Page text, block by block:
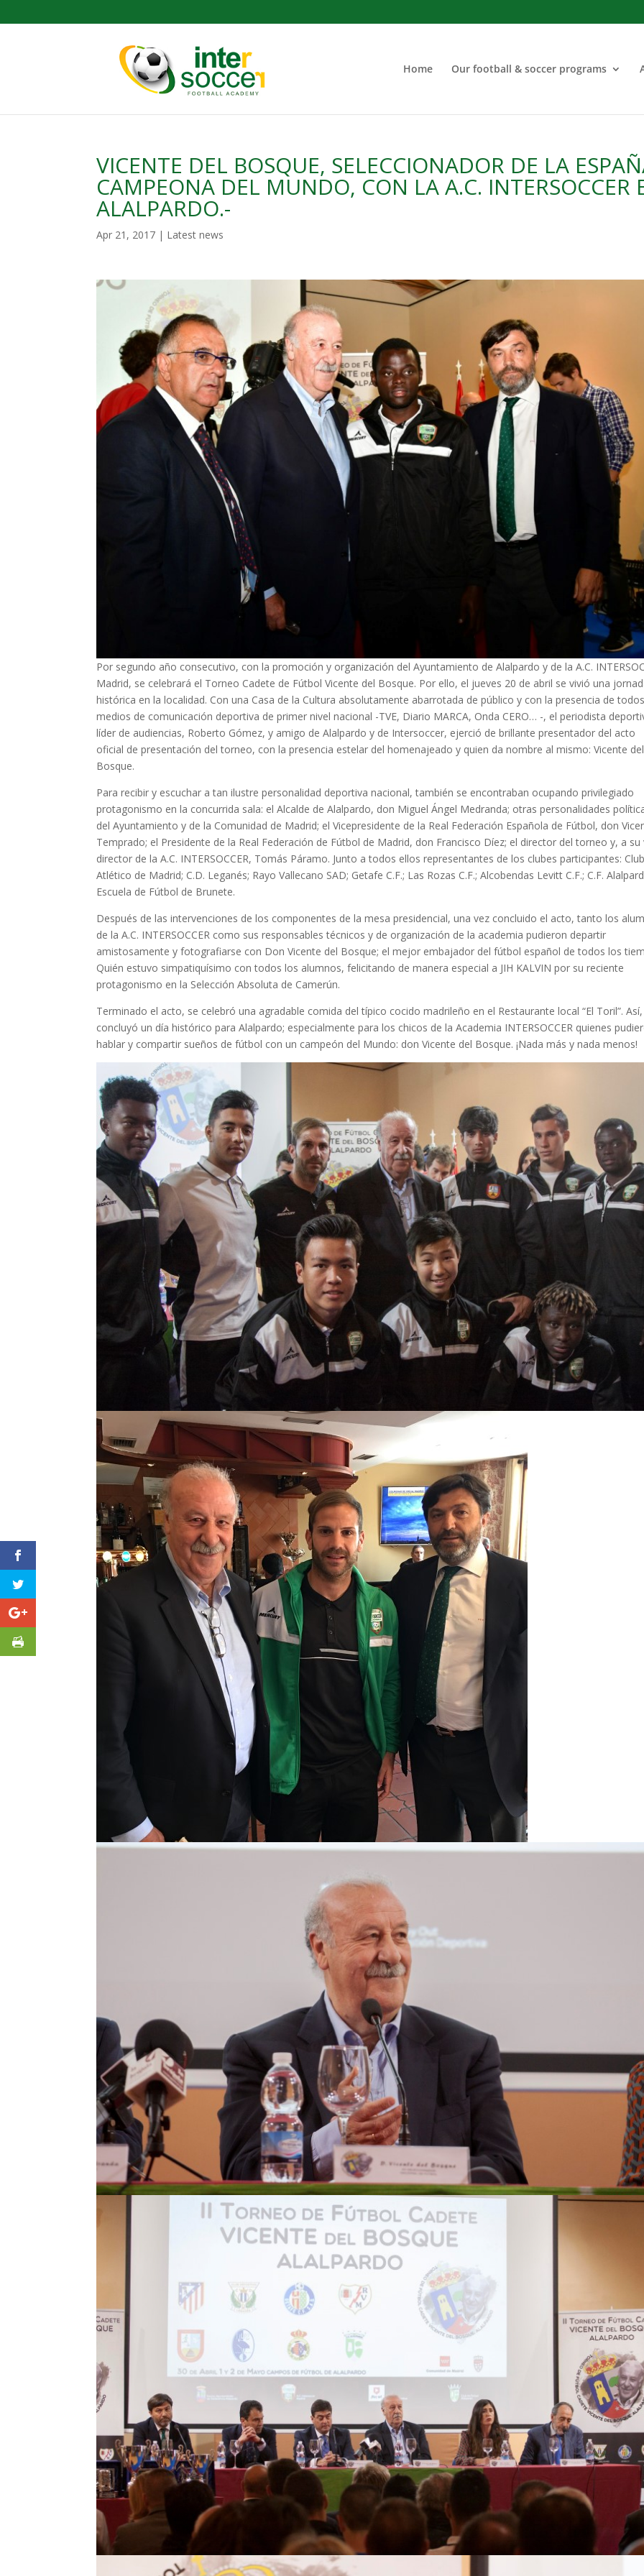
Home Our football & soccer programs
VICENTE DEL BOSQUE, SELECCIONADOR DE LA
CAMPEONA DEL MUNDO, CON LA A.C. INTERSOCCER
ALALPARDO.-
Apr 21, 2017 | Latest news
Por segundo año consecutivo, con la promoción y organización del Ayuntamiento de Alalpardo y de la A.C.
Madrid, se celebrará el Torneo Cadete de Fútbol Vicente del Bosque. Por ello, el jueves 20 de abril se vivió una
histórica en la localidad. Con una Casa de la Cultura absolutamente abarrotada de público y con la presencia de
medios de comunicación deportiva de primer nivel nacional -TVE, Diario MARCA, Onda CERO… -, el periodista
líder de audiencias, Roberto Gómez, y amigo de Alalpardo y de Intersoccer, ejerció de brillante presentador del acto
oficial de presentación del torneo, con la presencia estelar del homenajeado y quien da nombre al mismo: Vicente del
Bosque.
Para recibir y escuchar a tan ilustre personalidad deportiva nacional, también se encontraban ocupando privilegiado
protagonismo en la concurrida sala: el Alcalde de Alalpardo, don Miguel Ángel Medranda; otras personalidades
del Ayuntamiento y de la Comunidad de Madrid; el Vicepresidente de la Real Federación Española de Fútbol, don
Temprado; el Presidente de la Real Federación de Fútbol de Madrid, don Francisco Díez; el director del torneo y, a su
director de la A.C. INTERSOCCER, Tomás Páramo. Junto a todos ellos representantes de los clubes participantes:
Atlético de Madrid; C.D. Leganés; Rayo Vallecano SAD; Getafe C.F.; Las Rozas C.F.; Alcobendas Levitt C.F.; C.F.
Escuela de Fútbol de Brunete.
Después de las intervenciones de los componentes de la mesa presidencial, una vez concluido el acto, tanto los
de la A.C. INTERSOCCER como sus responsables técnicos y de organización de la academia pudieron departir
amistosamente y fotografiarse con Don Vicente del Bosque; el mejor embajador del fútbol español de todos los
Quién estuvo simpatiquísimo con todos los alumnos, felicitando de manera especial a JIH KALVIN por su reciente
protagonismo en la Selección Absoluta de Camerún.
Terminado el acto, se celebró una agradable comida del típico cocido madrileño en el Restaurante local “El Toril”. Así,
concluyó un día histórico para Alalpardo; especialmente para los chicos de la Academia INTERSOCCER quienes
hablar y compartir sueños de fútbol con un campeón del Mundo: don Vicente del Bosque. ¡Nada más y nada menos!